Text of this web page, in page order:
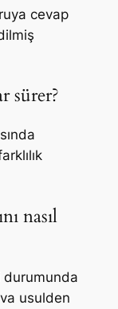
cevap
sürer?
nasıl
durumunda
usulden